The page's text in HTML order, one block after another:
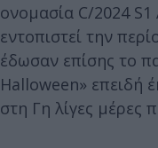
ονομασία C/2024 S1
εντοπιστεί την
έδωσαν επίσης το
Halloween» επειδή
στη Γη λίγες μέρες